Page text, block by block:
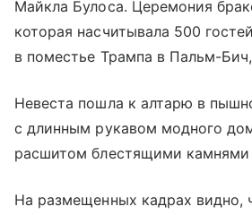
Майкла Булоса. Церемония
которая насчитывала 500
в поместье Трампа в Пальм-
Невеста пошла к алтарю в
с длинным рукавом модного
расшитом блестящими камнями
На размещенных кадрах видно,